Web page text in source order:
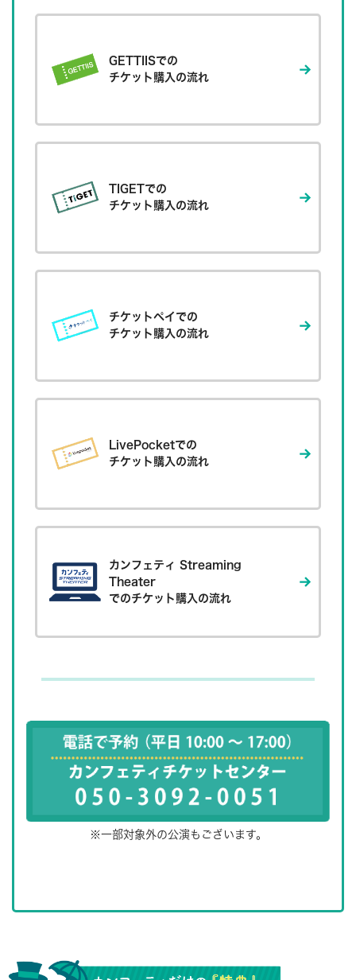
GETTIISでの
チケット購入の流れ
TIGETでの
チケット購入の流れ
チケットペイでの
チケット購入の流れ
LivePocketでの
チケット購入の流れ
カンフェティ Streaming
Theater
でのチケット購入の流れ
※一部対象外の公演もございます。